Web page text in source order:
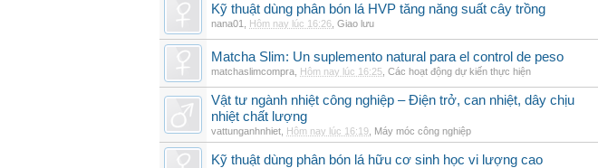
Kỹ thuật dùng phân bón lá HVP tăng năng suất cây trồng
nana01 Hôm nay lúc 16:26 Giao lưu
Matcha Slim: Un suplemento natural para el control de peso
matchaslimcompra Hôm nay lúc 16:25 Các hoạt động dự kiến thực hiện
Vật tư ngành nhiệt công nghiệp – Điện trở, can nhiệt, dây chịu
nhiệt chất lượng
vattunganhnhiet Hôm nay lúc 16:19 Máy móc công nghiệp
Kỹ thuật dùng phân bón lá hữu cơ sinh học vi lượng cao